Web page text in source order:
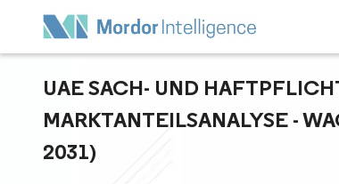
UAE SACH- UND
ARKTANTEILSANALYSE -
031)